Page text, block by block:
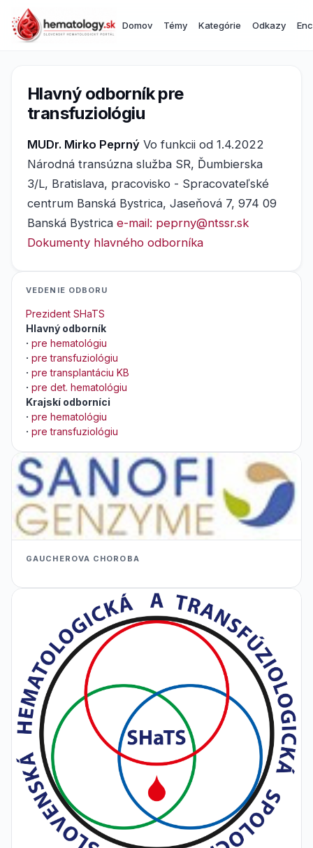
Domov Témy Kategórie Odkazy
Hlavný odborník pre
transfuziológiu
MUDr. Mirko Peprný Vo funkcii od 1.4.2022
Národná transúzna služba SR, Ďumbierska
3/L, Bratislava, pracovisko - Spracovateľské
centrum Banská Bystrica, Jaseňová 7, 974 09
Banská Bystrica e-mail: peprny@ntssr.sk
Dokumenty hlavného odborníka
VEDENIE ODBORU
Prezident SHaTS
Hlavný odborník
· pre hematológiu
· pre transfuziológiu
· pre transplantáciu KB
· pre det. hematológiu
Krajskí odborníci
· pre hematológiu
· pre transfuziológiu
GAUCHEROVA CHOROBA